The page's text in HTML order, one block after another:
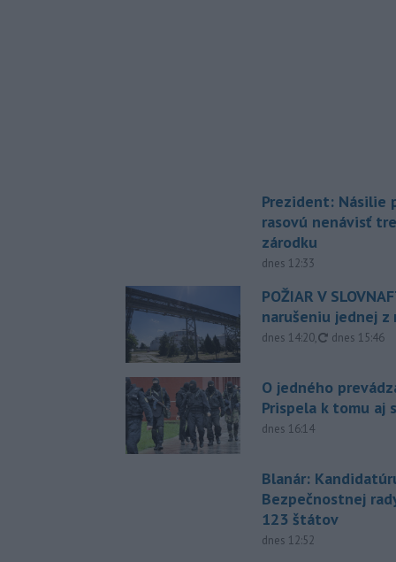
Prezident: Násilie
rasovú nenávisť
zárodku
dnes 12:33
POŽIAR V
narušeniu jednej z
dnes 14:20, aktualizované
dnes 15:46
O jedného
Prispela k tomu aj
dnes 16:14
Blanár:
Bezpečnostnej
123 štátov
dnes 12:52